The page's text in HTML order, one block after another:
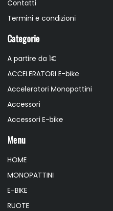
Contatti
Termini e condizioni
Categorie
A partire da 1€
ACCELERATORI E-bike
Acceleratori Monopattini
Accessori
Accessori E-bike
Menu
HOME
MONOPATTINI
E-BIKE
RUOTE